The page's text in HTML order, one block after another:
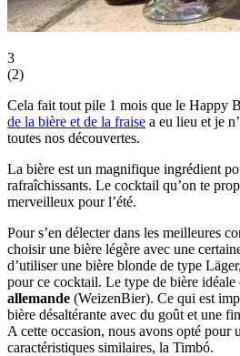
3
(2)
Cela fait tout pile 1 mois que le Happy
de la bière et de la fraise a eu lieu et je
toutes nos découvertes.
La bière est un magnifique ingrédient
rafraîchissants. Le cocktail qu’on te
merveilleux pour l’été.
Pour s’en délecter dans les meilleures
choisir une bière légère avec une
d’utiliser une bière blonde de type
pour ce cocktail. Le type de bière idéale
allemande (WeizenBier). Ce qui est
bière désaltérante avec du goût et une
A cette occasion, nous avons opté pour
caractéristiques similaires, la Timbó.